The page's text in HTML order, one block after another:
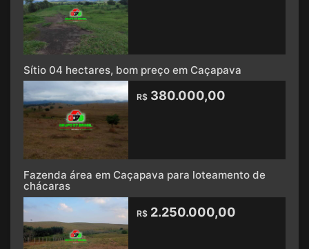
Sítio 04 hectares, bom preço em Caçapava
R$ 380.000,00
Fazenda área em Caçapava para loteamento de
chácaras
R$ 2.250.000,00